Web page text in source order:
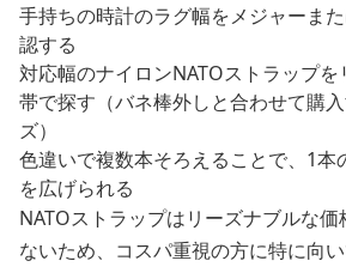
手持ちの時計のラグ幅をメジャーま
認する
対応幅のナイロンNATOストラップ
帯で探す（バネ棒外しと合わせて購
ズ）
色違いで複数本そろえることで、1本
を広げられる
NATOストラップはリーズナブルな
ないため、コスパ重視の方に特に向い